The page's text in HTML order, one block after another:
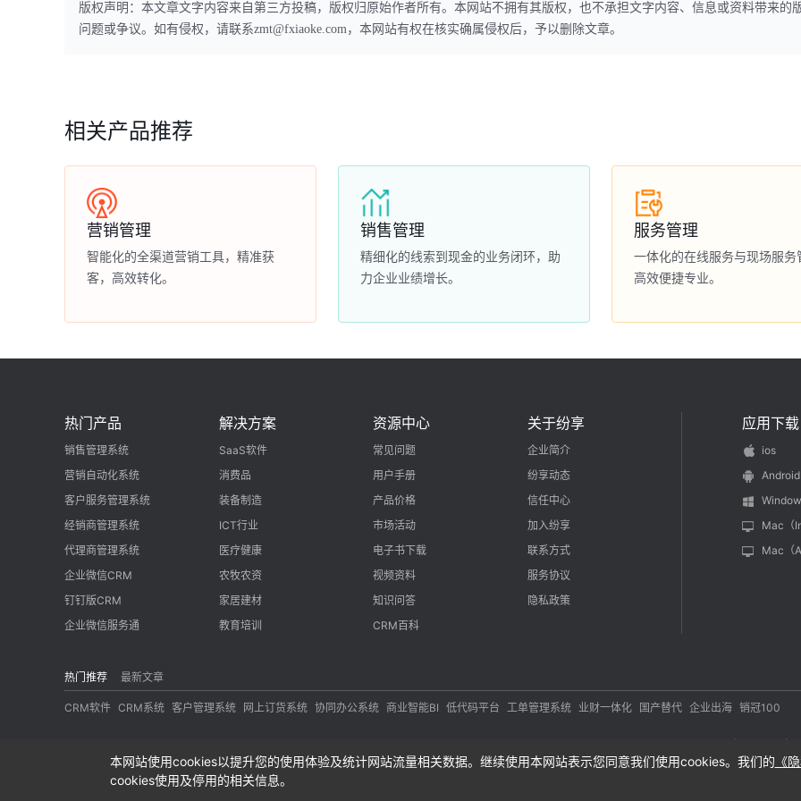
版权声明：本文章文字内容来自第三方投稿，版权归原始作者所有。本网站不拥有其版权，也不承担文字内容、信息或资料带来的
问题或争议。如有侵权，请联系zmt@fxiaoke.com，本网站有权在核实确属侵权后，予以删除文章。
相关产品推荐
营销管理
智能化的全渠道营销工具，精准获
客，高效转化。
销售管理
精细化的线索到现金的业务闭环，助
力企业业绩增长。
服务管理
一体化的在线服务与现场服务
高效便捷专业。
热门产品
销售管理系统
营销自动化系统
客户服务管理系统
经销商管理系统
代理商管理系统
企业微信CRM
钉钉版CRM
企业微信服务通
解决方案
SaaS软件
消费品
装备制造
ICT行业
医疗健康
农牧农资
家居建材
教育培训
资源中心
常见问题
用户手册
产品价格
市场活动
电子书下载
视频资料
知识问答
CRM百科
关于纷享
企业简介
纷享动态
信任中心
加入纷享
联系方式
服务协议
隐私政策
应用下载
ios
Android
Mac（
Mac（
热门推荐 最新文章
CRM软件 CRM系统 客户管理系统 网上订货系统 协同办公系统 商业智能BI 低代码平台 工单管理系统 业财一体化 国产替代 企业出海 销冠100
京公网安备 11010802020043号京ICP备12021815号
本网站使用cookies以提升您的使用体验及统计网站流量相关数据。继续使用本网站表示您同意我们使用cookies。我们的 《
cookies使用及停用的相关信息。